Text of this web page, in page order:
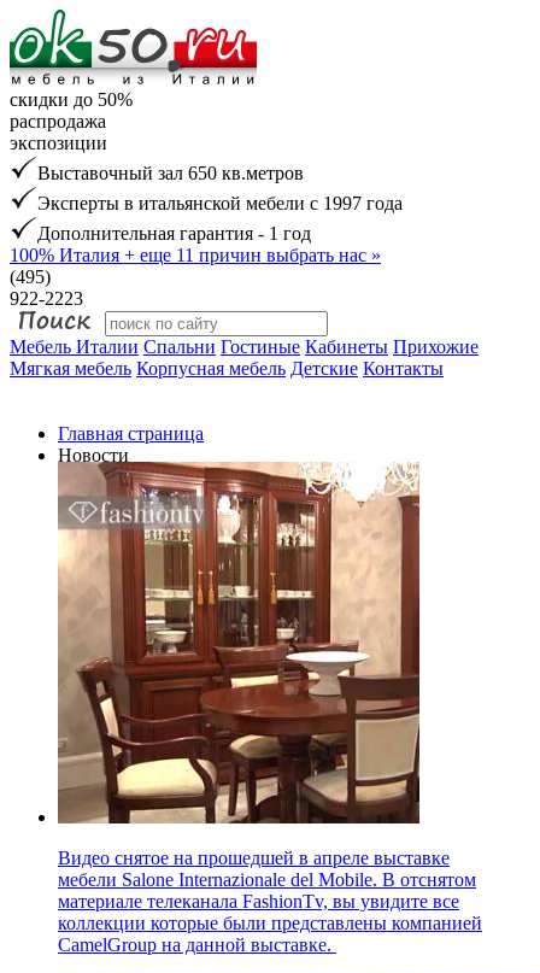
скидки до 50%
распродажа
экспозиции
Выставочный зал 650 кв.метров
Эксперты в итальянской мебели с 1997 года
Дополнительная гарантия - 1 год
100% Италия + еще 11 причин выбрать нас »
(495)
922-2223
Мебель Италии Спальни Гостиные Кабинеты Прихожие
Мягкая мебель Корпусная мебель Детские Контакты
Главная страница
Новости
Видео снятое на прошедшей в апреле выставке
мебели Salone Internazionale del Mobile. В отснятом
материале телеканала FashionТv, вы увидите все
коллекции которые были представлены компанией
CamelGroup на данной выставке.